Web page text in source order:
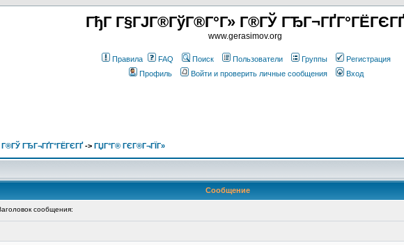
ГђГ Г§ГЈГ®ГўГ®Г°Г» Г®ГЎ
www.gerasimov.org
Правила FAQ Поиск Пользователи Группы
Регистрация
Профиль
Войти и проверить личные сообщения Вход
ГЂГ¬ГҐГ°ГЁГЄГҐ-> ГЏГ°Г® ГЄГ®Г¬ГЇГ»
Сообщение
сообщения: